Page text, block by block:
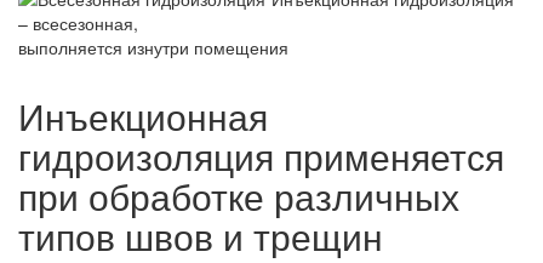
– всесезонная,
выполняется изнутри помещения
Инъекционная
гидроизоляция применяется
при обработке различных
типов швов и трещин